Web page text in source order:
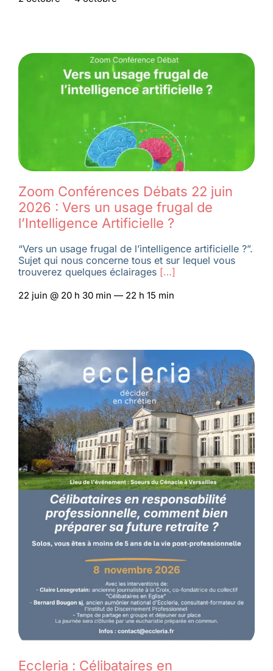
Zoom Conférences Débats 22 juin
2026 : Vers un usage frugal de
l’Intelligence Artificielle ?
“Vers un usage frugal de l’intelligence artificielle ?”.
Sujet qui nous concerne tous et sur lequel vous
trouverez quelques éclairages[…]
22 juin @ 20 h 30 min — 22 h 15 min
Eccleria : Célibataires en